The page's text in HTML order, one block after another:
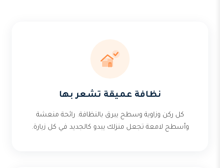
نظافة عميقة تشعر بها
كل ركن وزاوية وسطح يبرق بالنظافة. رائحة منعشة
وأسطح لامعة تجعل منزلك يبدو كالجديد في كل زيارة.